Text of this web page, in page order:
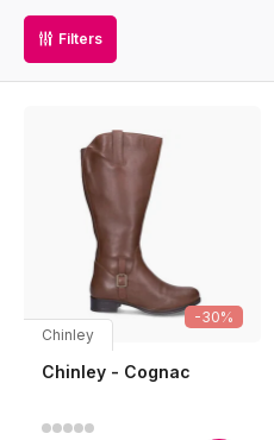
Filters
-30%
Chinley
Chinley - Cognac